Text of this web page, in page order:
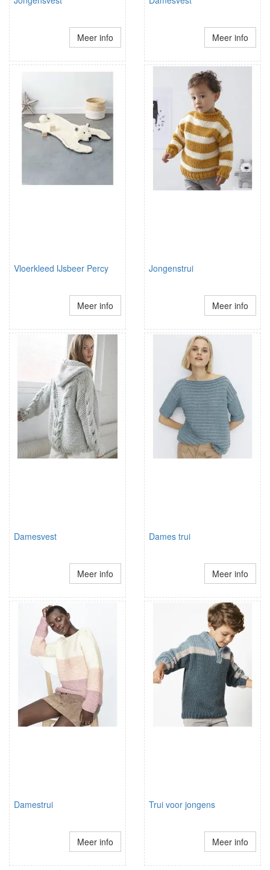
Meer info Meer info
Vloerkleed IJsbeer Percy
Meer info
Jongenstrui
Meer info
Damesvest
Meer info
Dames trui
Meer info
Damestrui
Meer info
Trui voor jongens
Meer info